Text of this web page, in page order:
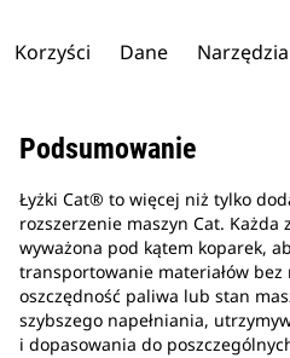
Korzyści Dane Narzędzia
Podsumowanie
Łyżki Cat® to więcej niż tylko
rozszerzenie maszyn Cat.
wyważona pod kątem koparek,
transportowanie materiałów bez
oszczędność paliwa lub stan
szybszego napełniania,
i dopasowania do